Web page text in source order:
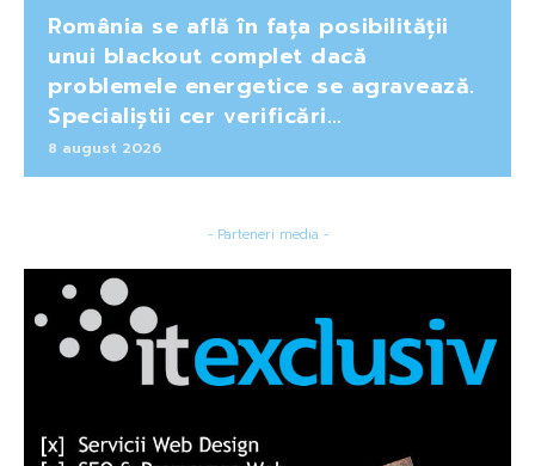
România se află în fața posibilității
unui blackout complet dacă
problemele energetice se agravează.
Specialiștii cer verificări…
8 august 2026
- Parteneri media -